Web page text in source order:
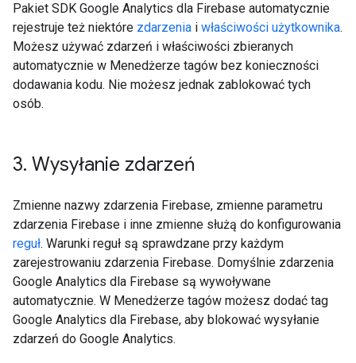
Pakiet SDK Google Analytics dla Firebase automatycznie
rejestruje też niektóre zdarzenia i właściwości użytkownika.
Możesz używać zdarzeń i właściwości zbieranych
automatycznie w Menedżerze tagów bez konieczności
dodawania kodu. Nie możesz jednak zablokować tych
osób.
3. Wysyłanie zdarzeń
Zmienne nazwy zdarzenia Firebase, zmienne parametru
zdarzenia Firebase i inne zmienne służą do konfigurowania
reguł. Warunki reguł są sprawdzane przy każdym
zarejestrowaniu zdarzenia Firebase. Domyślnie zdarzenia
Google Analytics dla Firebase są wywoływane
automatycznie. W Menedżerze tagów możesz dodać tag
Google Analytics dla Firebase, aby blokować wysyłanie
zdarzeń do Google Analytics.